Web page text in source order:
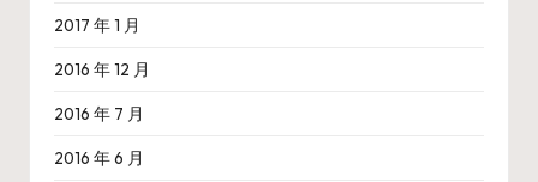
2017 年 1 月
2016 年 12 月
2016 年 7 月
2016 年 6 月